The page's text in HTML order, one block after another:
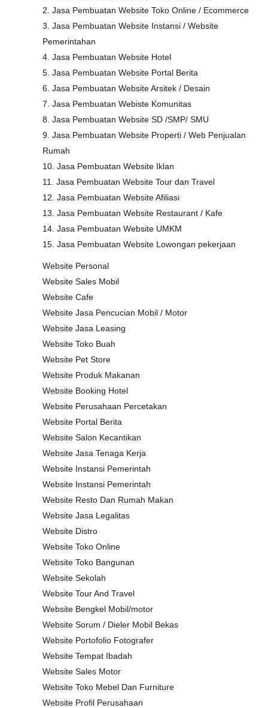
2. Jasa Pembuatan Website Toko Online / Ecommerce
3. Jasa Pembuatan Website Instansi / Website
Pemerintahan
4. Jasa Pembuatan Website Hotel
5. Jasa Pembuatan Website Portal Berita
6. Jasa Pembuatan Website Arsitek / Desain
7. Jasa Pembuatan Webiste Komunitas
8. Jasa Pembuatan Website SD /SMP/ SMU
9. Jasa Pembuatan Website Properti / Web Penjualan
Rumah
10. Jasa Pembuatan Website Iklan
11. Jasa Pembuatan Website Tour dan Travel
12. Jasa Pembuatan Website Afiliasi
13. Jasa Pembuatan Website Restaurant / Kafe
14. Jasa Pembuatan Website UMKM
15. Jasa Pembuatan Website Lowongan pekerjaan
Website Personal
Website Sales Mobil
Website Cafe
Website Jasa Pencucian Mobil / Motor
Website Jasa Leasing
Website Toko Buah
Website Pet Store
Website Produk Makanan
Website Booking Hotel
Website Perusahaan Percetakan
Website Portal Berita
Website Salon Kecantikan
Website Jasa Tenaga Kerja
Website Instansi Pemerintah
Website Instansi Pemerintah
Website Resto Dan Rumah Makan
Website Jasa Legalitas
Website Distro
Website Toko Online
Website Toko Bangunan
Website Sekolah
Website Tour And Travel
Website Bengkel Mobil/motor
Website Sorum / Dieler Mobil Bekas
Website Portofolio Fotografer
Website Tempat Ibadah
Website Sales Motor
Website Toko Mebel Dan Furniture
Website Profil Perusahaan